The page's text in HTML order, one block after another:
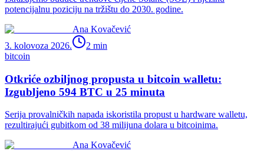
potencijalnu poziciju na tržištu do 2030. godine.
Ana Kovačević
3. kolovoza 2026.
2 min
bitcoin
Otkriće ozbiljnog propusta u bitcoin walletu:
Izgubljeno 594 BTC u 25 minuta
Serija provalničkih napada iskoristila propust u hardware walletu,
rezultirajući gubitkom od 38 milijuna dolara u bitcoinima.
Ana Kovačević